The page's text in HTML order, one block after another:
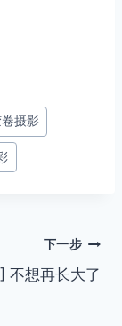
摄影
下一步
不想再长大了